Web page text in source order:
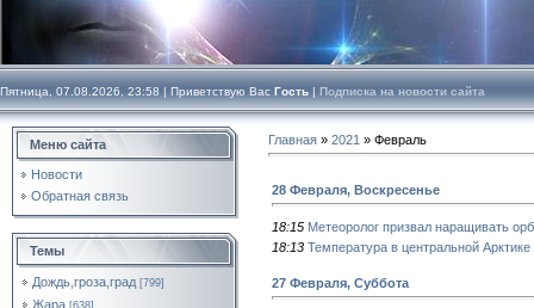
Пятница, 07.08.2026, 23:58 | Приветствую Вас Гость | Подписка на новости сайта
Меню сайта
Новости
Обратная связь
Темы
Дождь,гроза,град [799]
Жара [638]
Главная » 2021 » Февраль
28 Февраля, Воскресенье
18:15 Метеоролог призвал наращивать
18:13 Температура в центральной
27 Февраля, Суббота